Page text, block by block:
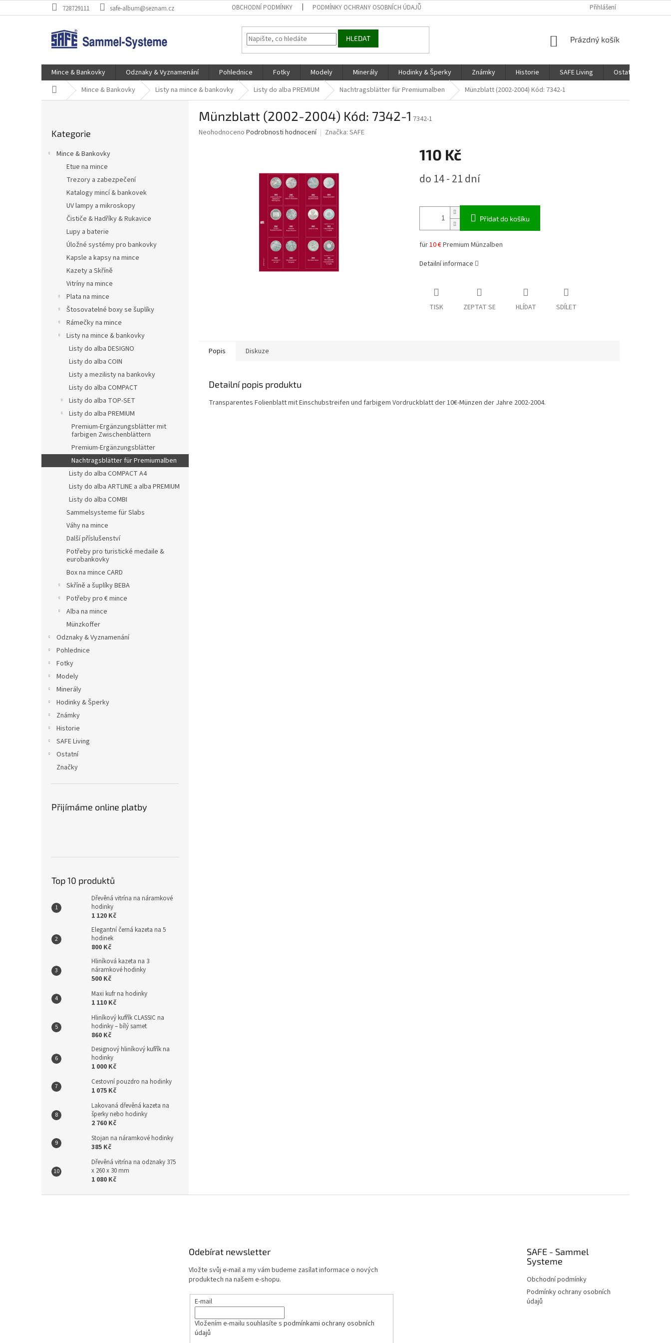
na
728729111 safe-album@seznam.cz OBCHODNÍ PODMÍNKY PODMÍNKY OCHRANY OSOBNÍCH ÚDAJŮ Přihlášení
HLEDAT
NÁKUPNÍ
Prázdný košík
Mince & Bankovky Odznaky & Vyznamenání Pohlednice Fotky Modely Minerály Hodinky & Šperky Známky Historie SAFE Living Ostatní
Domů Mince & Bankovky Listy na mince & bankovky Listy do alba PREMIUM Nachtragsblätter für Premiumalben Münzblatt (2002-2004) Kód: 7342-1
kategorie
Kategorie
Mince & Bankovky
Etue na mince
Trezory a zabezpečení
Katalogy mincí & bankovek
UV lampy a mikroskopy
Čističe & Hadříky & Rukavice
Lupy a baterie
Úložné systémy pro bankovky
Kapsle a kapsy na mince
Kazety a Skříně
Vitríny na mince
Plata na mince
Štosovatelné boxy se šuplíky
Rámečky na mince
Listy na mince & bankovky
Listy do alba DESIGNO
Listy do alba COIN
Listy a mezilisty na bankovky
Listy do alba COMPACT
Listy do alba TOP-SET
Listy do alba PREMIUM
Premium-Ergänzungsblätter mit
farbigen Zwischenblättern
Premium-Ergänzungsblätter
Nachtragsblätter für Premiumalben
Listy do alba COMPACT A4
Listy do alba ARTLINE a alba PREMIUM
Listy do alba COMBI
Sammelsysteme für Slabs
Váhy na mince
Další příslušenství
Potřeby pro turistické medaile &
eurobankovky
Box na mince CARD
Skříně a šuplíky BEBA
Potřeby pro € mince
Alba na mince
Münzkoffer
Odznaky & Vyznamenání
Pohlednice
Fotky
Modely
Minerály
Hodinky & Šperky
Známky
Historie
SAFE Living
Ostatní
Značky
Přijímáme online platby
Top 10 produktů
Dřevěná vitrína na náramkové
hodinky
1 120 Kč
Elegantní černá kazeta na 5
hodinek
800 Kč
Hliníková kazeta na 3
náramkové hodinky
500 Kč
Maxi kufr na hodinky
1 110 Kč
Hliníkový kufřík CLASSIC na
hodinky – bílý samet
860 Kč
Designový hliníkový kufřík na
hodinky
1 000 Kč
Cestovní pouzdro na hodinky
1 075 Kč
Lakovaná dřevěná kazeta na
šperky nebo hodinky
2 760 Kč
Stojan na náramkové hodinky
385 Kč
Dřevěná vitrína na odznaky 375
x 260 x 30 mm
1 080 Kč
Münzblatt (2002-2004) Kód: 7342-1 7342-1
Průměrné
Neohodnoceno Podrobnosti hodnocení Značka: SAFE
110 Kč
cena:
do 14 - 21 dní
Přidat do košíku
für10 €Premium Münzalben
Detailní informace
TISK ZEPTAT SE HLÍDAT SDÍLET
Popis Diskuze
Detailní popis produktu
Transparentes Folienblatt mit Einschubstreifen und farbigem Vordruckblatt der 10€-Münzen der Jahre 2002-2004.
Odebírat newsletter
Vložte svůj e-mail a my vám budeme zasílat informace o nových
produktech na našem e-shopu.
E-mail
Vložením e-mailu souhlasíte s podmínkami ochrany osobních
údajů
SAFE - Sammel
Systeme
Obchodní podmínky
Podmínky ochrany osobních
údajů